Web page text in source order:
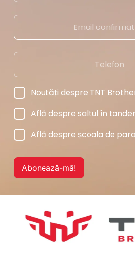
Noutăți despre TNT
Află despre saltul în
Află despre școala de
Abonează-mă!